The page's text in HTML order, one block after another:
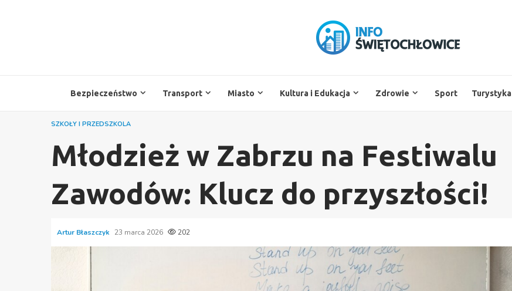
Bezpieczeństwo Transport Miasto Kultura i Edukacja Zdrowie Sport Turystyka
SZKOŁY I PRZEDSZKOLA
Młodzież w Zabrzu na Festiwalu
Zawodów: Klucz do przyszłości!
Artur Błaszczyk 23 marca 2026 202